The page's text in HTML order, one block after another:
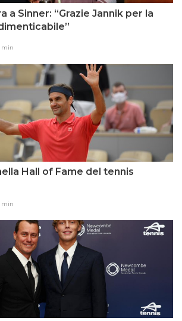
a Sinner: “Grazie Jannik per la
min
Hall of Fame del tennis
min